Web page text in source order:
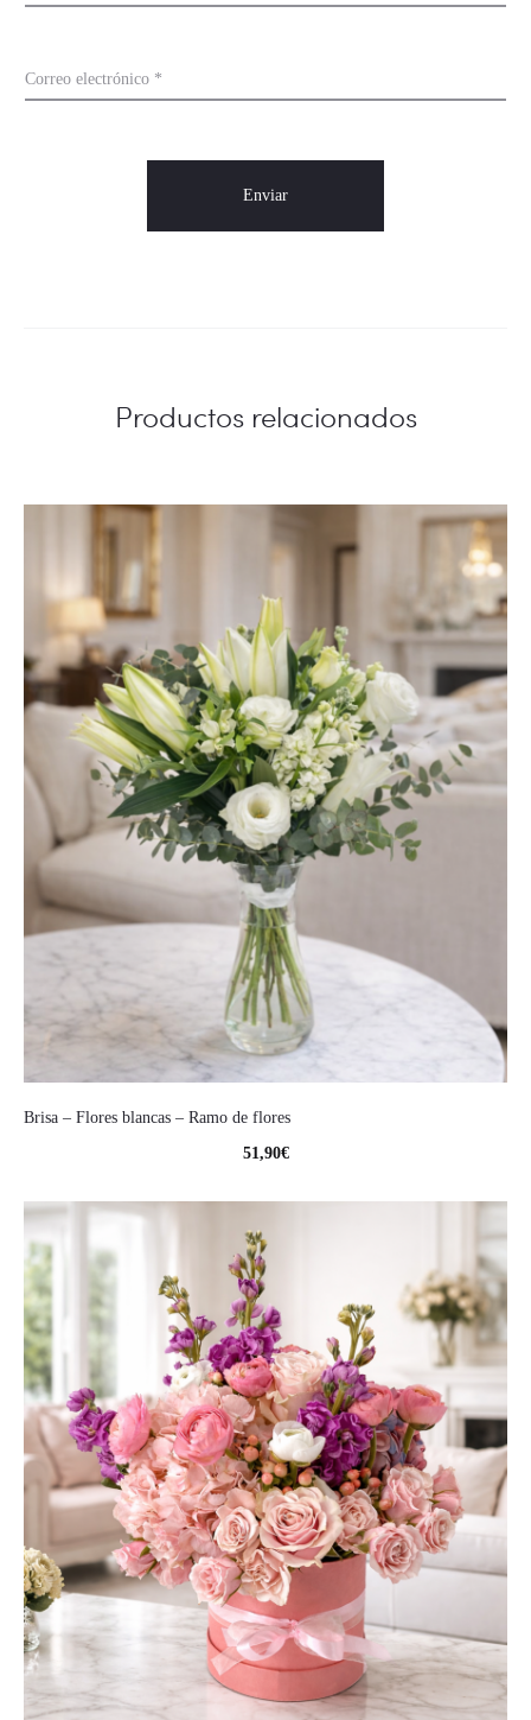
Correo electrónico *
Productos relacionados
Brisa – Flores blancas – Ramo de flores
51,90€